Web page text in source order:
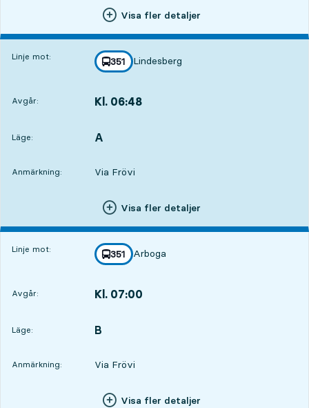
Visa fler detaljer
Linje mot: linje
351
mot
Lindesberg
,
Avgår: Kl. 06:48
Läge:
LÄGE, A
,
Anmärkning: Via Frövi
Visa fler detaljer
Linje mot: linje
351
mot
Arboga
,
Avgår: Kl. 07:00
Läge:
LÄGE, B
,
Anmärkning: Via Frövi
Visa fler detaljer